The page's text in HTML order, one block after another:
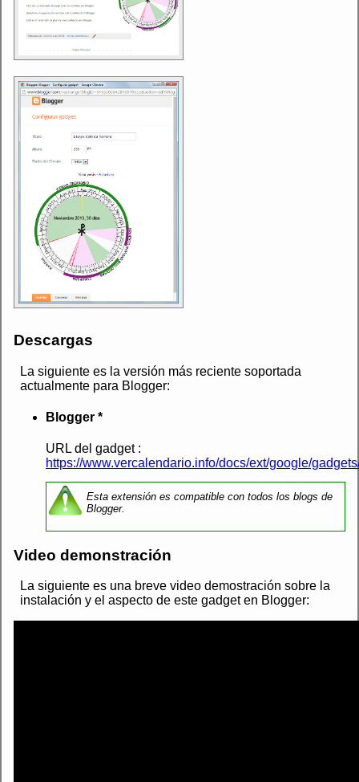
Descargas
La siguiente es la versión más reciente soportada
actualmente para Blogger:
Blogger *
URL del gadget :
https://www.vercalendario.info/docs/ext/google/
Esta extensión es compatible con todos los blogs de
Blogger.
Video demonstración
La siguiente es una breve video demostración sobre la
instalación y el aspecto de este gadget en Blogger: